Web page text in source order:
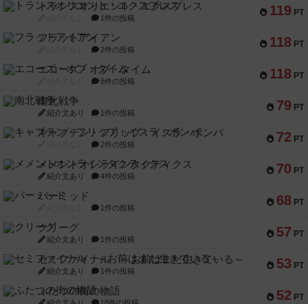
119 PT
トランスオリエント・エクスプレス
1件の投稿
118 PT
フラットアイアン
2件の投稿
118 PT
エコーズ・オブ・タイム
8件の投稿
79 PT
南北戦争
紹介文あり 1件の投稿
72 PT
キャプテン・フリップ：イスラ・ボンバ
2件の投稿
70 PT
メメントオンラインタクティクス
紹介文あり 4件の投稿
68 PT
パーミッド
1件の投稿
57 PT
クリーグ
紹介文あり 1件の投稿
53 PT
セミファイナル ～お前はまだ生きている～
紹介文あり 1件の投稿
52 PT
ふたつの街の物語